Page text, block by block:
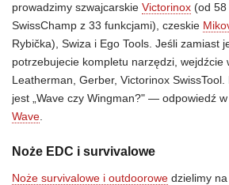
prowadzimy szwajcarskieVictorinox (od
SwissChamp z 33 funkcjami), czeskie
Rybička), Swiza i Ego Tools. Jeśli zamiast
potrzebujecie kompletu narzędzi, wejdźcie
Leatherman, Gerber, Victorinox
jest „Wave czy Wingman?" — odpowiedź w
Wave
Noże EDC i survivalowe
Noże survivalowe i outdoorowe dzielimy